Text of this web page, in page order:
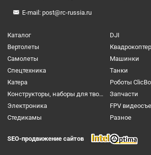
E-mail: post@rc-russia.ru
Каталог
DJI
Вертолеты
Самолеты
Машинки
Спецтехника
Танки
Катера
Роботы
Конструкторы, наборы для творчества и настольные игры
Запчасти
Электроника
FPV
Cтедикамы
Разное
SEO-продвижение сайтов